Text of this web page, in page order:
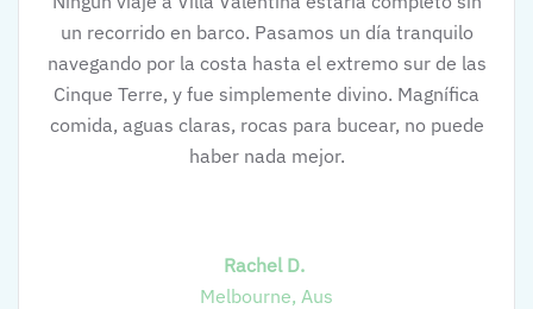
un recorrido en barco. Pasamos un día tranquilo
navegando por la costa hasta el extremo sur de las
Cinque Terre, y fue simplemente divino. Magnífica
comida, aguas claras, rocas para bucear, no puede
haber nada mejor.
Rachel D.
Melbourne, Aus